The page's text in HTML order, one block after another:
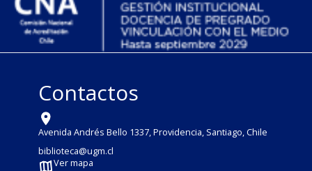
Contactos
Avenida Andrés Bello 1337, Providencia, Santiago, Chile
biblioteca@ugm.cl
Ver mapa